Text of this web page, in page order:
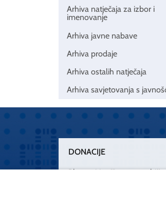
Arhiva natječaja za izbor i
imenovanje
Arhiva javne nabave
Arhiva prodaje
Arhiva ostalih natječaja
Arhiva savjetovanja s
DONACIJE
Plemenitim činom
„Zarazimo“ se dobrotom,